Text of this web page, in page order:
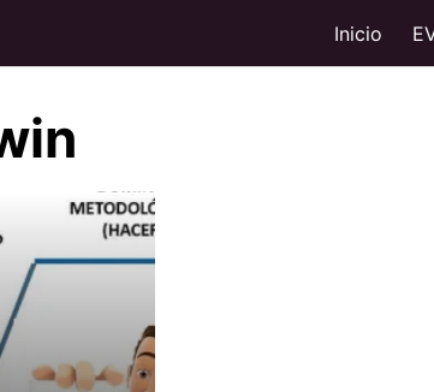
Inicio